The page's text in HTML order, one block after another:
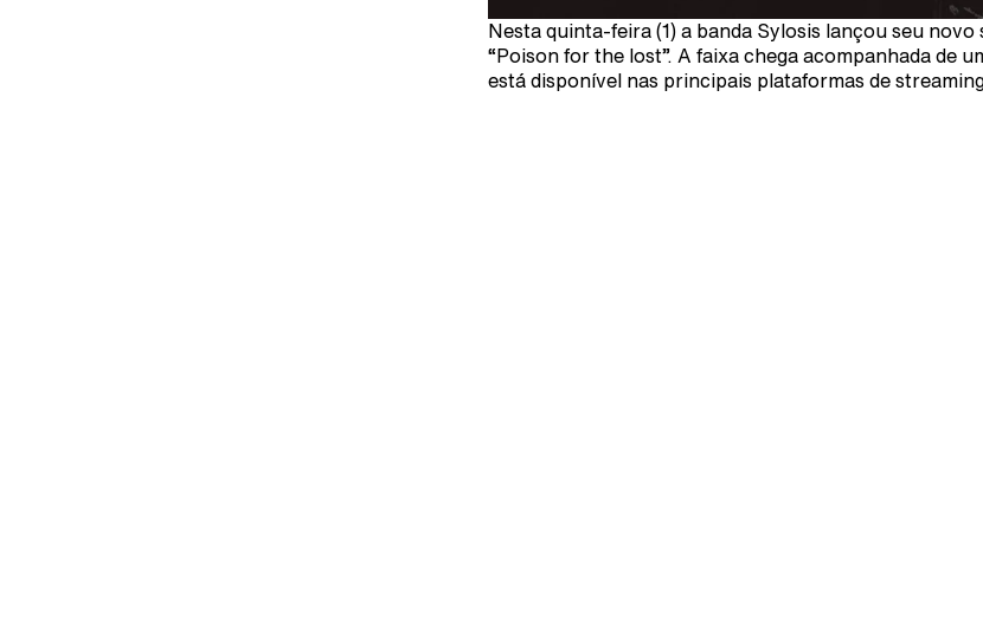
Nesta quinta-feira (1) a banda Sylosis lançou seu novo
“Poison for the lost”. A faixa chega acompanhada de
está disponível nas principais plataformas de